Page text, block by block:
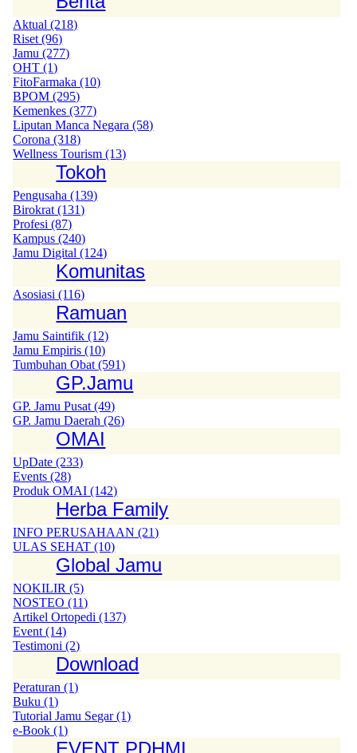
Aktual (218)
Riset (96)
Jamu (277)
OHT (1)
FitoFarmaka (10)
BPOM (295)
Kemenkes (377)
Liputan Manca Negara (58)
Corona (318)
Wellness Tourism (13)
Tokoh
Pengusaha (139)
Birokrat (131)
Profesi (87)
Kampus (240)
Jamu Digital (124)
Komunitas
Asosiasi (116)
Ramuan
Jamu Saintifik (12)
Jamu Empiris (10)
Tumbuhan Obat (591)
GP.Jamu
GP. Jamu Pusat (49)
GP. Jamu Daerah (26)
OMAI
UpDate (233)
Events (28)
Produk OMAI (142)
Herba Family
INFO PERUSAHAAN (21)
ULAS SEHAT (10)
Global Jamu
NOKILIR (5)
NOSTEO (11)
Artikel Ortopedi (137)
Event (14)
Testimoni (2)
Download
Peraturan (1)
Buku (1)
Tutorial Jamu Segar (1)
e-Book (1)